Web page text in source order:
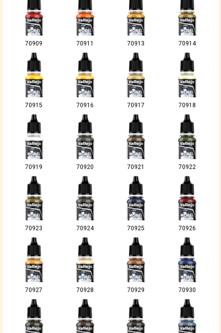
70909 70911 70913 70914
70915 70916 70917 70918
70919 70920 70921 70922
70923 70924 70925 70926
70927 70928 70929 70930